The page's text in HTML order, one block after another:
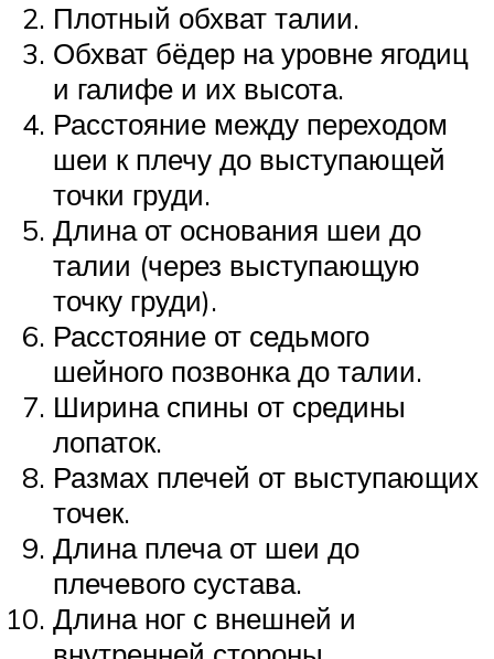
Плотный обхват талии.
Обхват бёдер на уровне ягодиц
и галифе и их высота.
Расстояние между переходом
шеи к плечу до выступающей
точки груди.
Длина от основания шеи до
талии (через выступающую
точку груди).
Расстояние от седьмого
шейного позвонка до талии.
Ширина спины от средины
лопаток.
Размах плечей от выступающих
точек.
Длина плеча от шеи до
плечевого сустава.
Длина ног с внешней и